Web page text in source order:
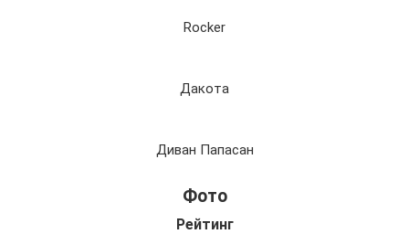
Rocker
Дакота
Диван Папасан
Фото
Рейтинг